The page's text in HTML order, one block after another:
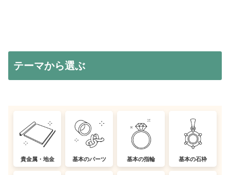
テーマから選ぶ
貴金属・地金 基本のパーツ 基本の指輪 基本の石枠